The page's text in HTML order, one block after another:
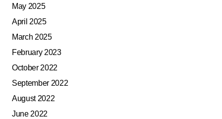
May 2025
April 2025
March 2025
February 2023
October 2022
September 2022
August 2022
June 2022